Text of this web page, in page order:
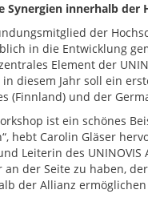
Synergien innerhalb der
der
in die Entwicklung
Element der
in diesem Jahr soll ein
(Finnland) und der
ist ein schönes
hebt Carolin Gläser
Leiterin des
an der Seite zu haben,
der Allianz